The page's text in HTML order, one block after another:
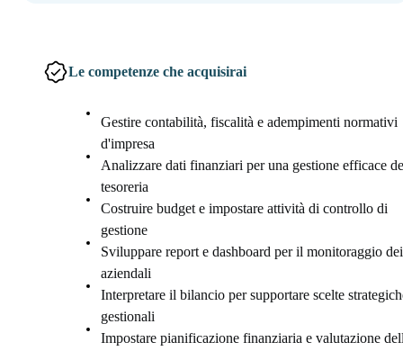
Le competenze che acquisirai
Gestire contabilità, fiscalità e adempimenti normativi
d'impresa
Analizzare dati finanziari per una gestione efficace
tesoreria
Costruire budget e impostare attività di controllo di
gestione
Sviluppare report e dashboard per il monitoraggio
aziendali
Interpretare il bilancio per supportare scelte
gestionali
Impostare pianificazione finanziaria e valutazione